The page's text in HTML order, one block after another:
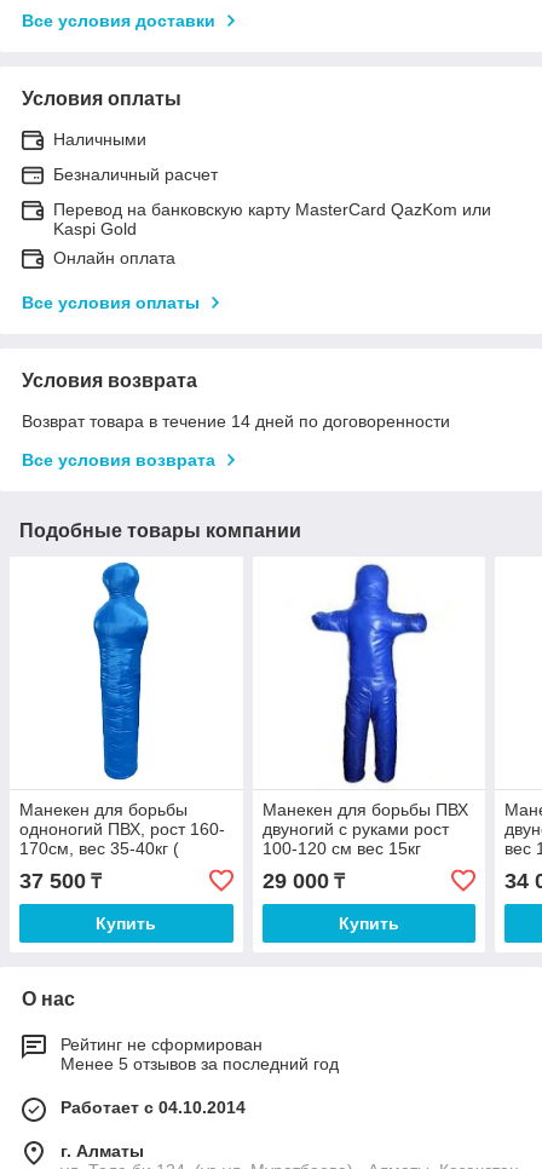
Все условия доставки
Условия оплаты
Наличными
Безналичный расчет
Перевод на банковскую карту MasterCard QazKom или
Kaspi Gold
Онлайн оплата
Все условия оплаты
Условия возврата
Возврат товара в течение 14 дней по договоренности
Все условия возврата
Подобные товары компании
Манекен для борьбы
одноногий ПВХ, рост 160-
170см, вес 35-40кг (
37 500 ₸
Купить
Манекен для борьбы ПВХ
двуногий с руками рост
100-120 см вес 15кг
29 000₸
Купить
вес
34
О нас
Рейтинг не сформирован
Менее 5 отзывов за последний год
Работает с 04.10.2014
г. Алматы